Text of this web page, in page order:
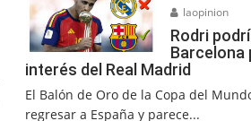
laopinion
Rodri
Barcelona
interés del Real Madrid
El Balón de Oro de la Copa del
regresar a España y parece...